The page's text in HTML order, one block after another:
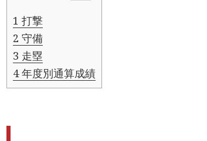
1 打撃
2 守備
3 走塁
4年度別通算成績